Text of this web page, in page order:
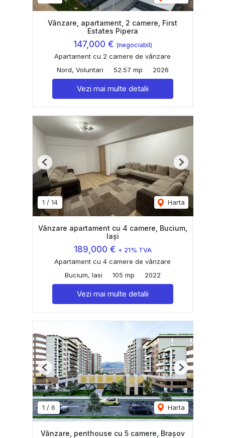
Vânzare, apartament, 2 camere, First
Estates Pipera
147,000 € (negociabil)
Apartament cu 2 camere de vânzare
Nord, Voluntari
52.57 mp 2026
Vezi mai multe detalii
1 / 14 Harta
Previous Next
Vânzare apartament cu 4 camere, Bucium,
Iași
189,000 € + 21% TVA
Apartament cu 4 camere de vânzare
Bucium, Iasi
105 mp 2022
Vezi mai multe detalii
1 / 6 Harta
Previous Next
Vânzare, penthouse cu 5 camere, Brașov